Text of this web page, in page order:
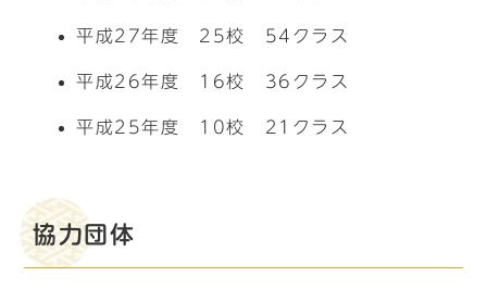
平成27年度 25校 54クラス
平成26年度 16校 36クラス
平成25年度 10校 21クラス
協力団体